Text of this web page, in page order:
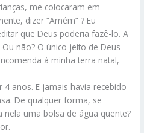
me colocaram em
dizer “Amém” ? Eu
que Deus poderia fazê-lo. A
não? O único jeito de Deus
à minha terra natal,
4 anos. E jamais havia recebido
De qualquer forma, se
uma bolsa de água quente?